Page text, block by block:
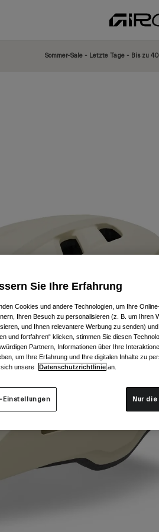
Sommer-Sale - Letzte Tage - Bis zu
Sie Ihre Erfahrung
Cookies und andere Technologien, um Ihre
Ihren Besuch zu personalisieren (z. B. um Ihren
und Ihnen relevantere Werbung zu senden)
und fortfahren“ klicken, stimmen Sie diesen
Partnern, Informationen über Ihre
um Ihre Erfahrung und Ihre digitalen Inhalte zu
unsere
Datenschutzrichtlinie an.
Einstellungen Nur